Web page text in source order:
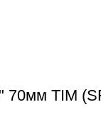
70мм TIM